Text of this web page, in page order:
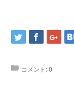
コメント:0